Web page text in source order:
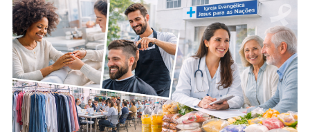
Ao
Câncer
Infantojuvenil